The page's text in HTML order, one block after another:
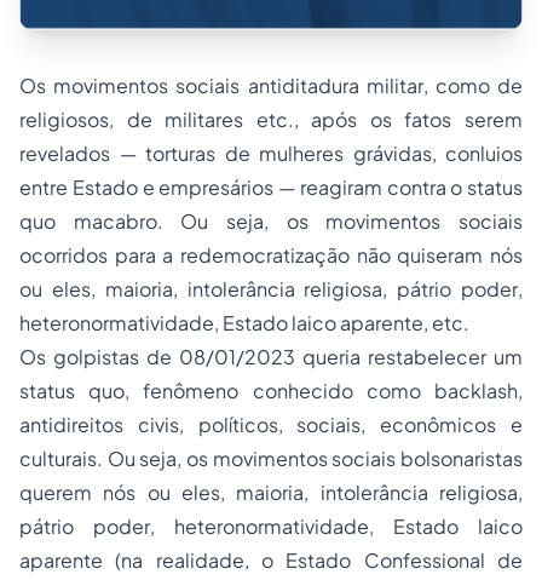
Os movimentos sociais antiditadura militar, como de
religiosos, de militares etc., após os fatos serem
revelados — torturas de mulheres grávidas, conluios
entre Estado e empresários — reagiram contra o status
quo macabro. Ou seja, os movimentos sociais
ocorridos para a redemocratização não quiseram nós
ou eles, maioria, intolerância religiosa, pátrio poder,
heteronormatividade, Estado laico aparente, etc.
Os golpistas de 08/01/2023 queria restabelecer um
status quo, fenômeno conhecido como backlash,
antidireitos civis, políticos, sociais, econômicos e
culturais. Ou seja, os movimentos sociais bolsonaristas
querem nós ou eles, maioria, intolerância religiosa,
pátrio poder, heteronormatividade, Estado laico
aparente (na realidade, o Estado Confessional de